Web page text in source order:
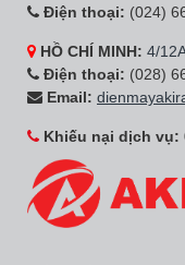
Điện thoại: (024)
HỒ CHÍ MINH: 4/
Điện thoại: (028)
Email:
Khiếu nại dịch vụ: